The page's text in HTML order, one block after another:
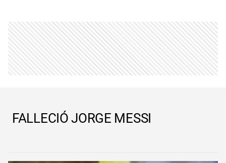
FALLECIÓ JORGE MESSI